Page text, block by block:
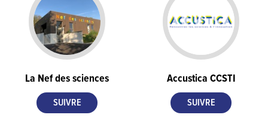
La Nef des sciences Accustica CCSTI